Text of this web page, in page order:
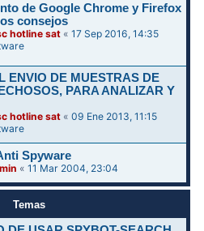
de Google Chrome y Firefox
consejos
hotline sat «17 Sep 2016, 14:35
ENVIO DE MUESTRAS DE
PARA ANALIZAR Y
hotline sat «09 Ene 2013, 11:15
Spyware
«11 Mar 2004, 23:04
Temas